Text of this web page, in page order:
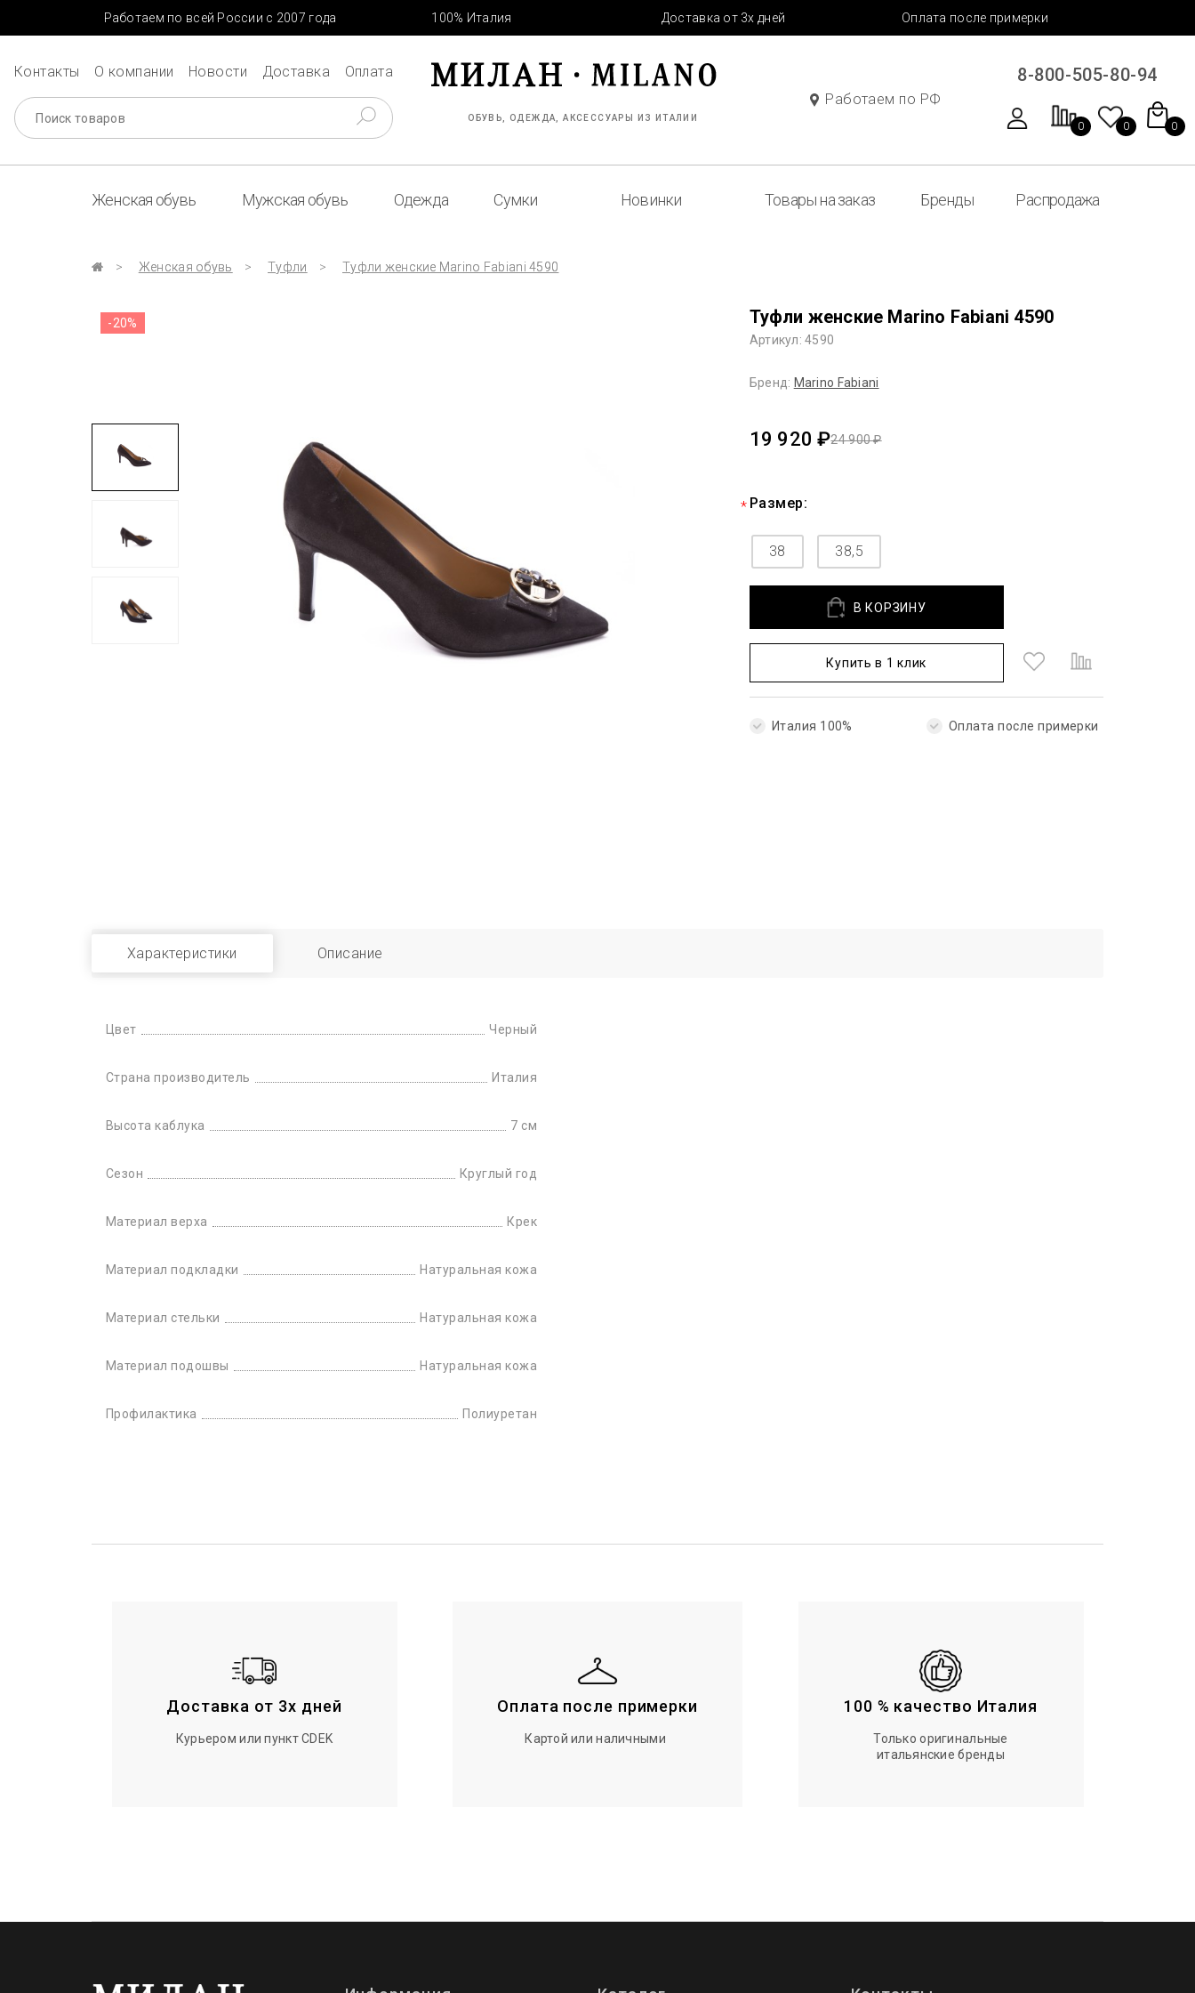
Работаем по всей России с 2007 года 100% Италия Доставка от 3х дней Оплата после примерки
Контакты О компании Новости Доставка Оплата
ОБУВЬ, ОДЕЖДА, АКСЕССУАРЫ ИЗ ИТАЛИИ
Работаем по РФ
8-800-505-80-94
0 0 0
Женская обувь Мужская обувь Одежда Сумки Новинки Товары на заказ Бренды Распродажа
Женская обувь Туфли Туфли женские Marino Fabiani 4590
-20% Туфли женские Marino Fabiani 4590
Артикул: 4590
Бренд: Marino Fabiani
24 900 ₽
19 920 ₽
Размер:
38 38,5
В КОРЗИНУ
Купить в 1 клик
Италия 100% Оплата после примерки
Характеристики Описание
Цвет Черный
Страна производитель Италия
Высота каблука 7 см
Сезон Круглый год
Материал верха Крек
Материал подкладки Натуральная кожа
Материал стельки Натуральная кожа
Материал подошвы Натуральная кожа
Профилактика Полиуретан
Доставка от 3х дней
Курьером или пункт CDEK
Оплата после примерки
Картой или наличными
100 % качество Италия
Только оригинальные
итальянские бренды